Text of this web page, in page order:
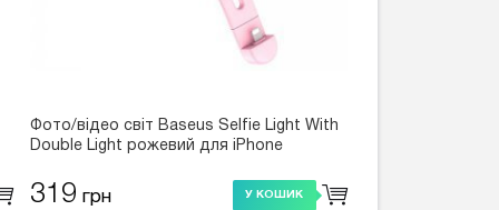
Фото/відео світ Baseus Selfie Light With
Double Light рожевий для iPhone
319 грн У КОШИК